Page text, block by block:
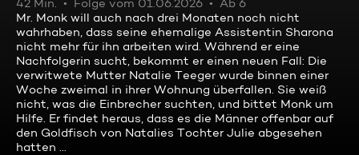
42 Min. Folge vom 01.06.2026
Ab 6
Mr. Monk will auch nach drei Monaten noch nicht
wahrhaben, dass seine ehemalige Assistentin Sharona
nicht mehr für ihn arbeiten wird. Während er eine
Nachfolgerin sucht, bekommt er einen neuen Fall: Die
verwitwete Mutter Natalie Teeger wurde binnen einer
Woche zweimal in ihrer Wohnung überfallen. Sie weiß
nicht, was die Einbrecher suchten, und bittet Monk um
Hilfe. Er findet heraus, dass es die Männer offenbar auf
den Goldfisch von Natalies Tochter Julie abgesehen
hatten ...